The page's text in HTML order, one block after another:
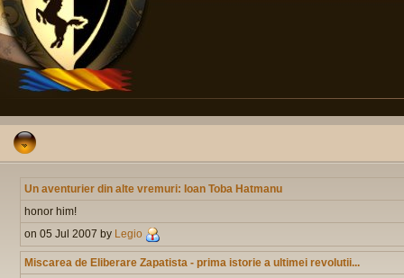
Un aventurier din alte vremuri: Ioan Toba Hatmanu
honor him!
on 05 Jul 2007 by Legio
Miscarea de Eliberare Zapatista - prima istorie a ultimei revolutii...